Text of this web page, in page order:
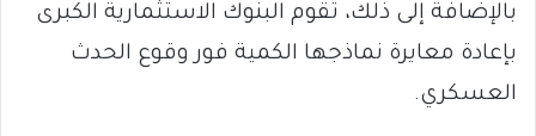
​بالإضافة إلى ذلك، تقوم البنوك الاستثمارية الكبرى
بإعادة معايرة نماذجها الكمية فور وقوع الحدث
العسكري.